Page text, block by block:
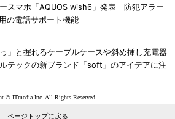
スマホ「AQUOS wish6」発表 防犯アラー
の電話サポート機能
っ」と握れるケーブルケースや斜め挿し充電器
テックの新ブランド「soft」のアイデアに注
© ITmedia Inc. All Rights Reserved.
ページトップに戻る